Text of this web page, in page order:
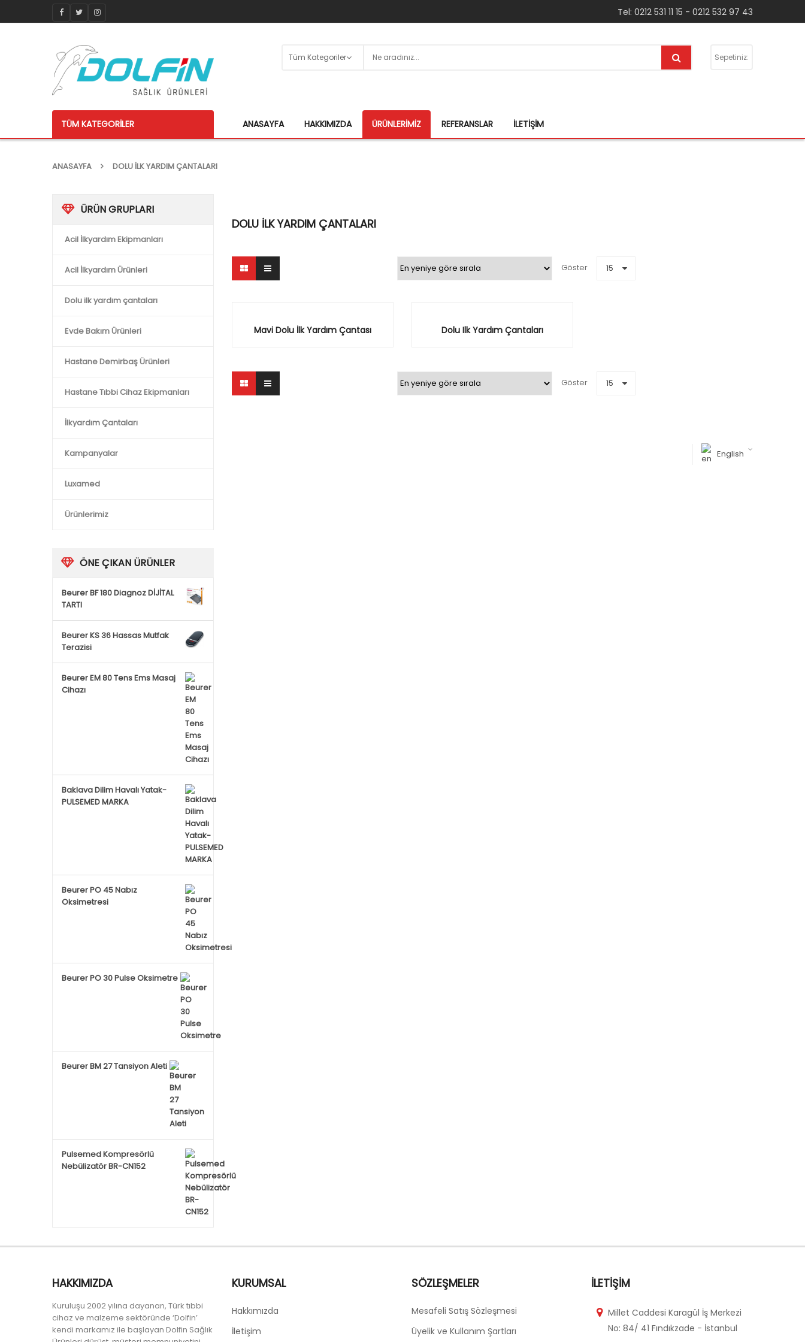
Tel: 0212 531 11 15 - 0212 532 97 43
Sepetiniz:
TÜM KATEGORILER ANASAYFA HAKKIMIZDA ÜRÜNLERIMIZ REFERANSLAR İLETIŞIM
ANASAYFA DOLU ILK YARDIM ÇANTALARI
ÜRÜN GRUPLARI
Acil İlkyardım Ekipmanları
Acil İlkyardım Ürünleri
Dolu ilk yardım çantaları
Evde Bakım Ürünleri
Hastane Demirbaş Ürünleri
Hastane Tıbbi Cihaz Ekipmanları
İlkyardım Çantaları
Kampanyalar
Luxamed
Ürünlerimiz
ÖNE ÇIKAN ÜRÜNLER
Beurer BF 180 Diagnoz DİJİTAL
TARTI
Beurer KS 36 Hassas Mutfak
Terazisi
Beurer EM 80 Tens Ems Masaj
Cihazı
Baklava Dilim Havalı Yatak-
PULSEMED MARKA
Beurer PO 45 Nabız
Oksimetresi
Beurer PO 30 Pulse Oksimetre
Beurer BM 27 Tansiyon Aleti
Pulsemed Kompresörlü
Nebülizatör BR-CN152
DOLU ILK YARDIM ÇANTALARI
Göster 15
Mavi Dolu İlk Yardım Çantası Dolu Ilk Yardım Çantaları
Göster 15
English
HAKKIMIZDA
Kuruluşu 2002 yılına dayanan, Türk tıbbi
cihaz ve malzeme sektöründe ‘Dolfin’
kendi markamız ile başlayan Dolfin Sağlık
KURUMSAL
Hakkımızda
İletişim
SÖZLEŞMELER
Mesafeli Satış Sözleşmesi
Üyelik ve Kullanım Şartları
İLETIŞIM
Millet Caddesi Karagül İş Merkezi
No: 84/ 41 Fındıkzade - İstanbul